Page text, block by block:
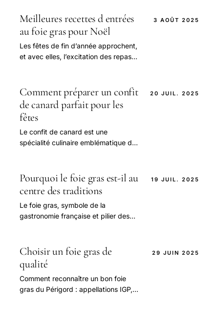
Meilleures recettes d entrées
au foie gras pour Noël
Les fêtes de fin d’année approchent,
et avec elles, l’excitation des repas
3 AOÛT 2025
Comment préparer un confit
de canard parfait pour les
fêtes
Le confit de canard est une
spécialité culinaire emblématique du
20 JUIL. 2025
Pourquoi le foie gras est-il au
centre des traditions
Le foie gras, symbole de la
gastronomie française et pilier des
traditions culinaires.
19 JUIL. 2025
Choisir un foie gras de
qualité
Comment reconnaître un bon foie
gras du Périgord : appellations IGP,
29 JUIN 2025